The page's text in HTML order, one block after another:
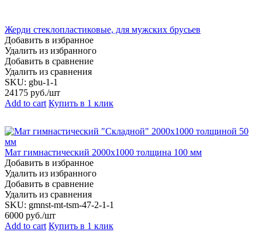
Жерди стеклопластиковые, для мужских брусьев
Добавить в избранное
Удалить из избранного
Добавить в сравнение
Удалить из сравнения
SKU: gbu-1-1
24175 руб./шт
Add to cart Купить в 1 клик
Мат гимнастический 2000х1000 толщина 100 мм
Добавить в избранное
Удалить из избранного
Добавить в сравнение
Удалить из сравнения
SKU: gmnst-mt-tsm-47-2-1-1
6000 руб./шт
Add to cart Купить в 1 клик